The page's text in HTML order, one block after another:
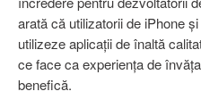
arată că utilizatorii de iPhone
utilizeze aplicații de înaltă
ce face ca experiența de
benefică.